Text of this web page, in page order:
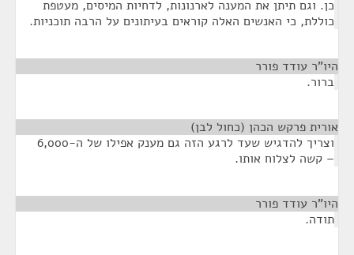
כן. וגם תיתן את המענה לארנונות, לדחיות המיסים, מעטפת
כוללת, כי האנשים האלה קוראים בעיתונים על הרבה תוכניות.
היו"ר עודד פורר
ברור.
אורית פרקש הכהן (כחול לבן)
וצריך להדגיש שעד לרגע הזה גם מענק אפילו של ה-6,000
– קשה לצלוח אותו.
היו"ר עודד פורר
תודה.